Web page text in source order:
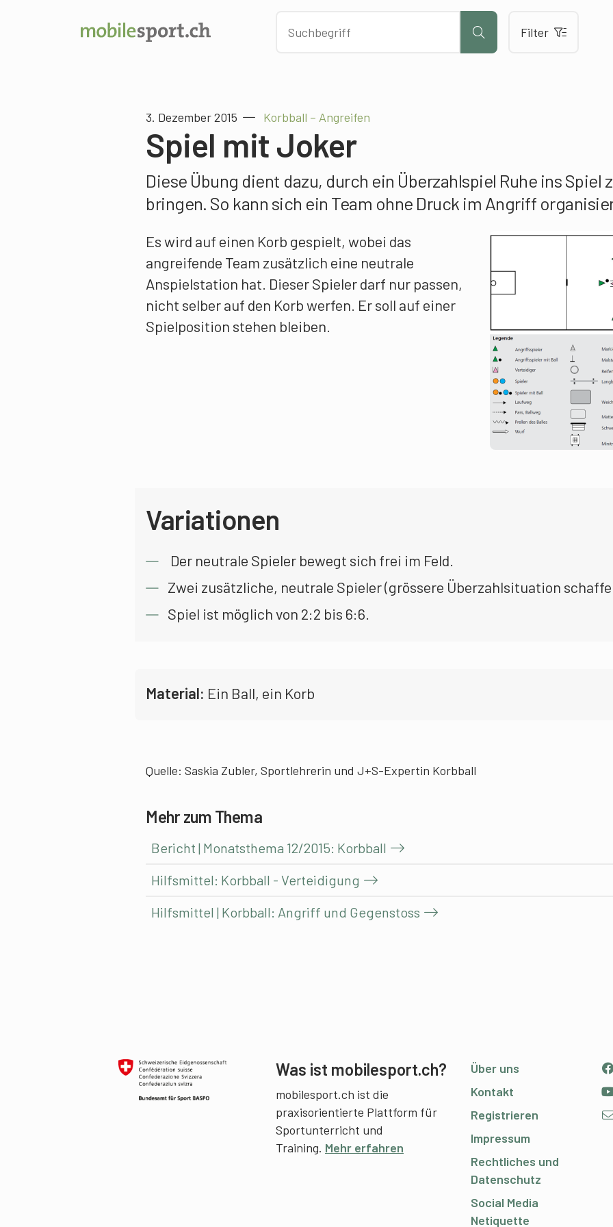
Filter
3. Dezember 2015 Korbball – Angreifen
Spiel mit Joker
Diese Übung dient dazu, durch ein Überzahlspiel Ruhe ins Spiel
bringen. So kann sich ein Team ohne Druck im Angriff
Es wird auf einen Korb gespielt, wobei das
angreifende Team zusätzlich eine neutrale
Anspielstation hat. Dieser Spieler darf nur passen,
nicht selber auf den Korb werfen. Er soll auf einer
Spielposition stehen bleiben.
Variationen
Der neutrale Spieler bewegt sich frei im Feld.
Zwei zusätzliche, neutrale Spieler (grössere Überzahlsituation
Spiel ist möglich von 2:2 bis 6:6.
Material: Ein Ball, ein Korb
Quelle: Saskia Zubler, Sportlehrerin und J+S-Expertin Korbball
Mehr zum Thema
Bericht | Monatsthema 12/2015: Korbball
Hilfsmittel: Korbball - Verteidigung
Hilfsmittel | Korbball: Angriff und Gegenstoss
Was ist mobilesport.ch?
mobilesport.ch ist die
praxisorientierte Plattform für
Sportunterricht und
Training. Mehr erfahren
Über uns
Kontakt
Registrieren
Impressum
Rechtliches und
Datenschutz
Social Media
Netiquette